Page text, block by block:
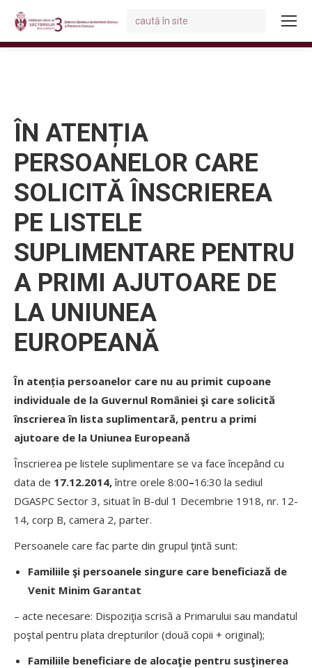
Search:
ÎN ATENȚIA
PERSOANELOR CARE
SOLICITĂ ÎNSCRIEREA
PE LISTELE
SUPLIMENTARE PENTRU
A PRIMI AJUTOARE DE
LA UNIUNEA
EUROPEANĂ
În atenția persoanelor care nu au primit cupoane
individuale de la Guvernul României şi care solicită
înscrierea în lista suplimentară, pentru a primi
ajutoare de la Uniunea Europeană
Înscrierea pe listele suplimentare se va face începând cu
data de 17.12.2014,între orele 8:00–16:30 la sediul
DGASPC Sector 3, situat în B-dul 1 Decembrie 1918, nr. 12-
14, corp B, camera 2, parter.
Persoanele care fac parte din grupul ţintă sunt:
Familiile şi persoanele singure care beneficiază de
Venit Minim Garantat
– acte necesare: Dispoziţia scrisă a Primarului sau mandatul
poştal pentru plata drepturilor (două copii + original);
Familiile beneficiare de alocaţie pentru susţinerea